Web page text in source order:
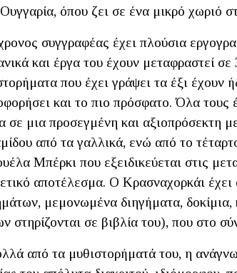
όπου ζει σε ένα μικρό χωριό
συγγραφέας έχει πλούσια
και έργα του έχουν μεταφραστεί
που έχει γράψει τα έξι
και το πιο πρόσφατο. Όλα τους
σε μια προσεγμένη και αξιοπρόσεκτη
από τα γαλλικά, ενώ από το
Μπέρκι που εξειδικεύεται στις
αποτέλεσμα. Ο Κρασναχορκάι
μεμονωμένα διηγήματα,
στηρίζονται σε βιβλία του), που στο
από τα μυθιστορήματά του, η